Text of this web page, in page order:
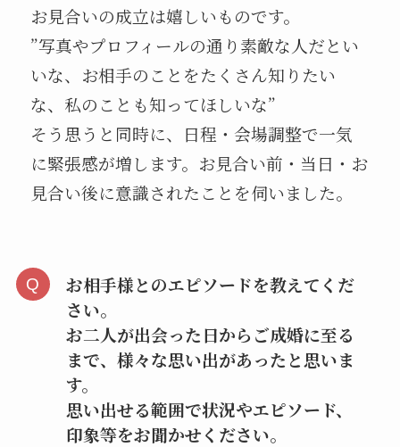
お見合いの成立は嬉しいものです。
”写真やプロフィールの通り素敵な人だとい
いな、お相手のことをたくさん知りたい
な、私のことも知ってほしいな”
そう思うと同時に、日程・会場調整で一気
に緊張感が増します。お見合い前・当日・お
見合い後に意識されたことを伺いました。
お相手様とのエピソードを教えてくだ
さい。
お二人が出会った日からご成婚に至る
まで、様々な思い出があったと思いま
す。
思い出せる範囲で状況やエピソード、
印象等をお聞かせください。